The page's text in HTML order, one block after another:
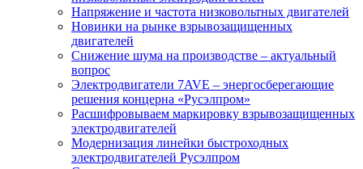
Напряжение и частота низковольтных двигателей
Новинки на рынке взрывозащищенных
двигателей
Снижение шума на производстве – актуальный
вопрос
Электродвигатели 7AVE – энергосберегающие
решения концерна «Русэлпром»
Расшифровываем маркировку взрывозащищенных
электродвигателей
Модернизация линейки быстроходных
электродвигателей Русэлпром